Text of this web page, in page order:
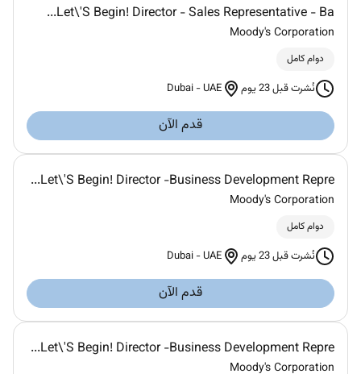
Let\'S Begin! Director - Sales Representative - Ba...
Moody's Corporation
دوام كامل
نُشرت قبل 23 يوم Dubai -UAE
قدم الآن
Let\'S Begin! Director -Business Development Repre...
Moody's Corporation
دوام كامل
نُشرت قبل 23 يوم Dubai -UAE
قدم الآن
Let\'S Begin! Director -Business Development Repre...
Moody's Corporation